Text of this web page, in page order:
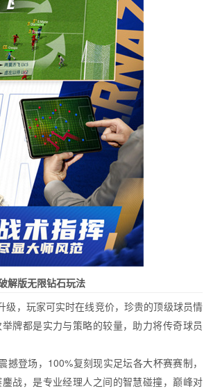
解版无限钻石玩法
级，玩家可实时在线竞价，珍贵的顶级球员情
牌都是实力与策略的较量，助力将传奇球员
撼登场，100%复刻现实足坛各大杯赛赛制，
战，是专业经理人之间的智慧碰撞，巅峰对